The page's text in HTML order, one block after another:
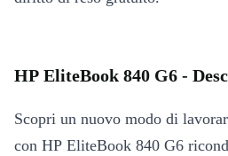
HP EliteBook 840 G6 -
Scopri un nuovo modo di
con HP EliteBook 840 G6